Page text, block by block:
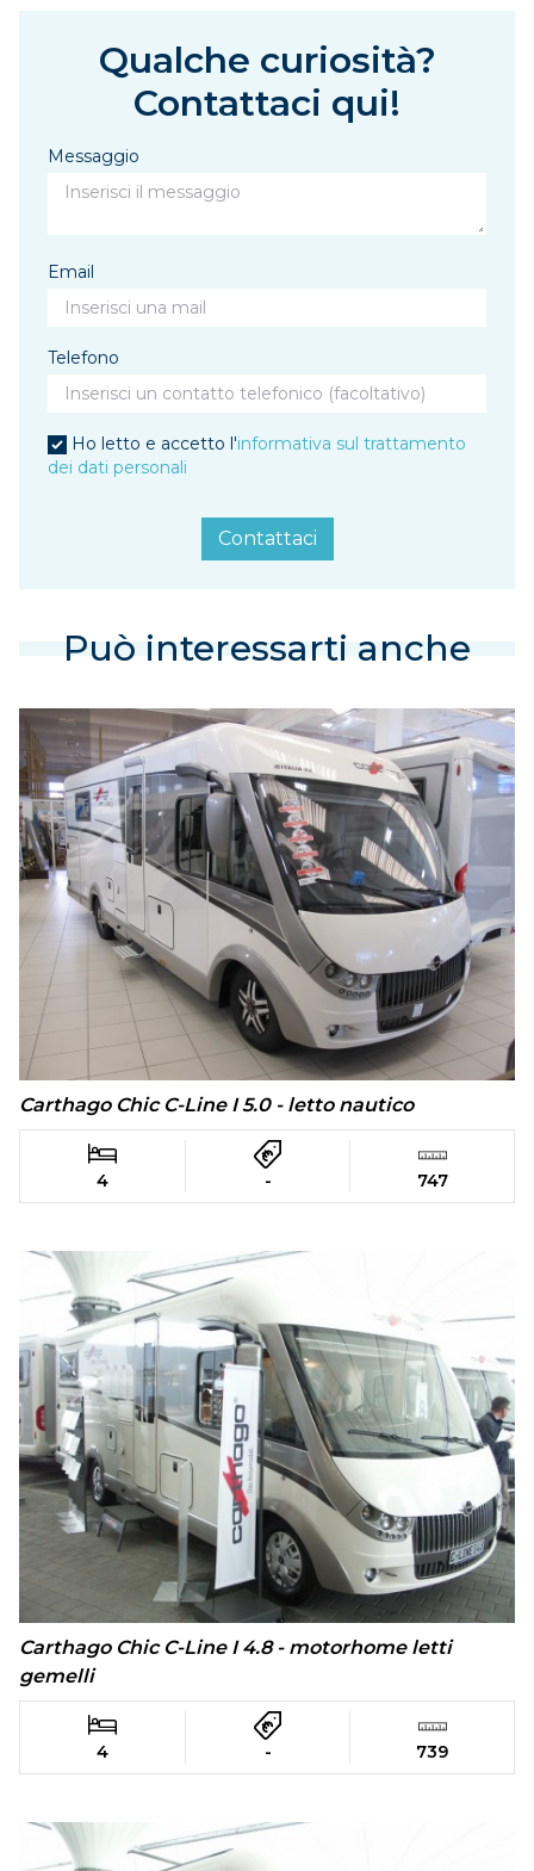
Qualche curiosità?
Contattaci qui!
Messaggio
Email
Telefono
Ho letto e accetto l'informativa sul trattamento
dei dati personali
Contattaci
Può interessarti anche
Carthago Chic C-Line I 5.0 - letto nautico
4 - 747
Carthago Chic C-Line I 4.8 - motorhome letti
gemelli
4 - 739